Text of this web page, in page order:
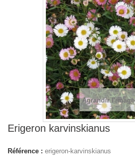
Agrandir l'image
Erigeron karvinskianus
Référence : erigeron-karvinskianus